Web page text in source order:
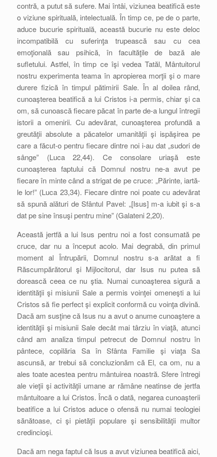
contră, a putut să sufere. Mai întâi, viziunea beatifică este
o viziune spirituală, intelectuală. În timp ce, pe de o parte,
aduce bucurie spirituală, această bucurie nu este deloc
incompatibilă cu suferinţa trupească sau cu cea
emoţională sau psihică, în facultăţile de bază ale
sufletului. Astfel, în timp ce îşi vedea Tatăl, Mântuitorul
nostru experimenta teama în apropierea morţii şi o mare
durere fizică în timpul pătimirii Sale. În al doilea rând,
cunoaşterea beatifică a lui Cristos i-a permis, chiar şi ca
om, să cunoască fiecare păcat în parte de-a lungul întregii
istorii a omenirii. Cu adevărat, cunoaşterea profundă a
greutăţii absolute a păcatelor umanităţii şi ispăşirea pe
care a făcut-o pentru fiecare dintre noi i-au dat „sudori de
sânge” (Luca 22,44). Ce consolare uriaşă este
cunoaşterea faptului că Domnul nostru ne-a avut pe
fiecare în minte când a strigat de pe cruce: „Părinte, iartă-
le lor!” (Luca 23,34). Fiecare dintre noi poate cu adevărat
să spună alături de Sfântul Pavel: „[Isus] m-a iubit şi s-a
dat pe sine însuşi pentru mine” (Galateni 2,20).
Această jertfă a lui Isus pentru noi a fost consumată pe
cruce, dar nu a început acolo. Mai degrabă, din primul
moment al Întrupării, Domnul nostru s-a arătat a fi
Răscumpărătorul şi Mijlocitorul, dar Isus nu putea să
dorească ceea ce nu ştia. Numai cunoaşterea sigură a
identităţii şi misiunii Sale a permis voinţei omeneşti a lui
Cristos să fie perfect şi explicit conformă cu voinţa divină.
Dacă am susţine că Isus nu a avut o anume cunoaştere a
identităţii şi misiunii Sale decât mai târziu în viaţă, atunci
când am analiza timpul petrecut de Domnul nostru în
pântece, copilăria Sa în Sfânta Familie şi viaţa Sa
ascunsă, ar trebui să concluzionăm că El, ca om, nu a
ales toate acestea pentru mântuirea noastră. Sfere întregi
ale vieţii şi activităţii umane ar rămâne neatinse de jertfa
mântuitoare a lui Cristos. Încă o dată, negarea cunoaşterii
beatifice a lui Cristos aduce o ofensă nu numai teologiei
sănătoase, ci şi pietăţii populare şi sensibilităţii multor
credincioşi.
Dacă am nega faptul că Isus a avut viziunea beatifică aici,